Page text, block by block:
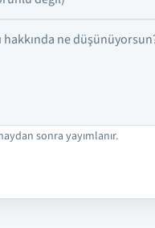
sonra yayımlanır.